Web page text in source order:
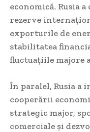
economică. Rusia
rezerve
exporturile de
stabilitatea
fluctuațiile majore
În paralel, Rusia a
cooperării
strategic major,
comerciale și